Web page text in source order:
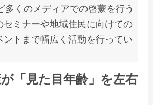
多くのメディアでの啓蒙を行う
セミナーや地域住民に向けての
ントまで幅広く活動を行ってい
「見た目年齢」を左右